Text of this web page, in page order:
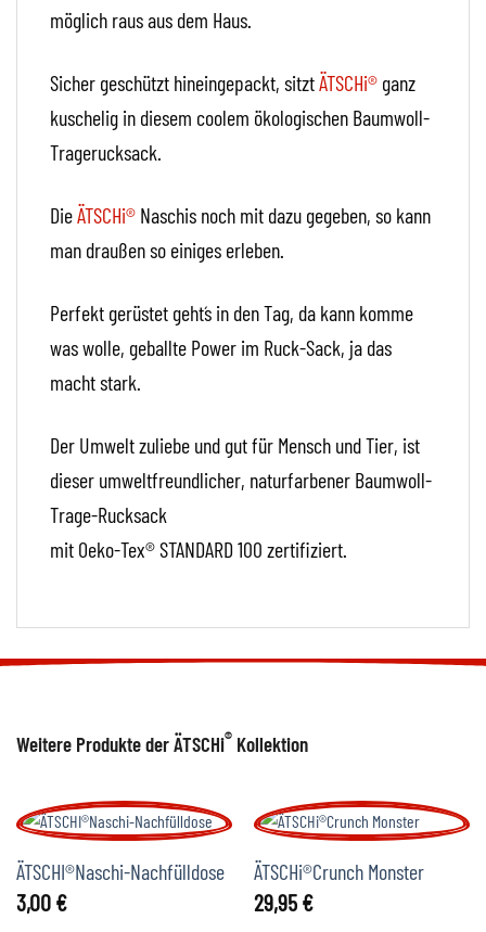
möglich raus aus dem Haus.
Sicher geschützt hineingepackt, sitztÄTSCHi® ganz
kuschelig in diesem coolem ökologischen Baumwoll-
Tragerucksack.
DieÄTSCHi® Naschis noch mit dazu gegeben, so kann
man draußen so einiges erleben.
Perfekt gerüstet geht´s in den Tag, da kann komme
was wolle, geballte Power im Ruck-Sack, ja das
macht stark.
Der Umwelt zuliebe und gut für Mensch und Tier, ist
dieser umweltfreundlicher, naturfarbener Baumwoll-
Trage-Rucksack
mit Oeko-Tex® STANDARD 100 zertifiziert.
Weitere Produkte der ÄTSCHi® Kollektion
ÄTSCHI®Naschi-Nachfülldose
3,00€
ÄTSCHi®Crunch Monster
29,95€